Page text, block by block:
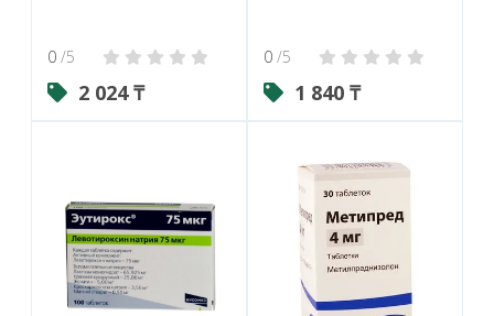
0 /5
2 024 ₸
0 /5
1 840 ₸